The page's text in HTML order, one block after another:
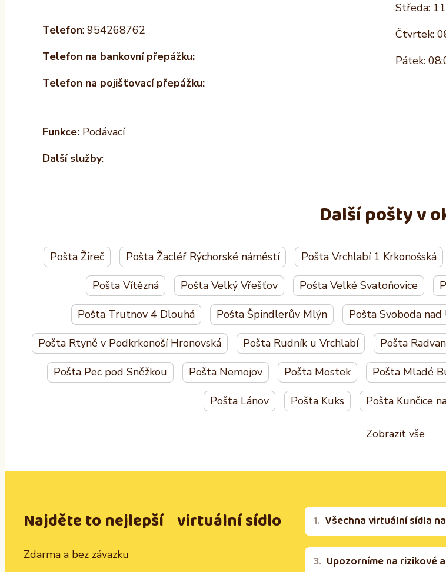
Telefon: 954268762
Telefon na bankovní přepážku:
Telefon na pojišťovací přepážku:
Středa:
Čtvrtek:
Pátek:
Funkce: Podávací
Další služby:
Další pošty v
Pošta Žireč Pošta Žacléř Rýchorské náměstí Pošta Vrchlabí 1 Krkonošská
Pošta Vítězná Pošta Velký Vřešťov Pošta Velké Svatoňovice
Pošta Trutnov 4 Dlouhá Pošta Špindlerův Mlýn Pošta Svoboda
Pošta Rtyně v Podkrkonoší Hronovská Pošta Rudník u Vrchlabí Pošta
Pošta Pec pod Sněžkou Pošta Nemojov Pošta Mostek Pošta Mladé
Pošta Lánov Pošta Kuks Pošta Kunčice
Zobrazit vše
Najděte to nejlepší virtuální sídlo
Zdarma a bez závazku
Všechna virtuální sídla
Upozorníme na rizikové